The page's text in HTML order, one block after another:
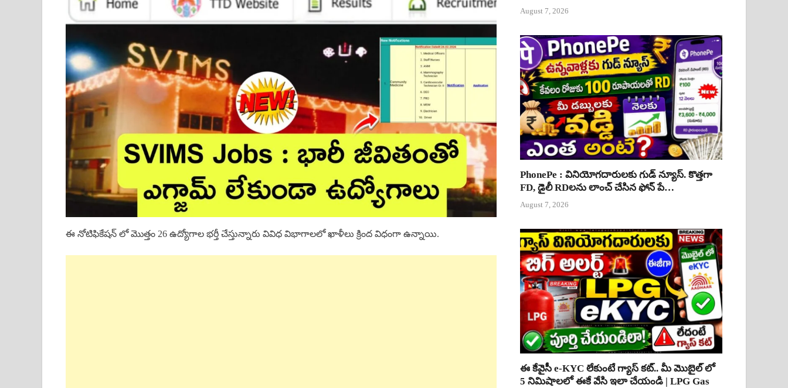
ఈ నోటిఫికేషన్ లో మొత్తం 26 ఉద్యోగాల భర్తీ చేస్తున్నారు వివిధ విభాగాలలో ఖాళీలు క్రింద విధంగా ఉన్నాయి.
August 7, 2026
PhonePe : వినియోగదారులకు గుడ్ న్యూస్. కొత్తగా
FD, డైలీ RDలను లాంచ్ చేసిన ఫోన్ పే…
August 7, 2026
ఈ కేవైసీ e-KYC లేకుంటే గ్యాస్ కట్.. మీ మొబైల్ లో
5 నిమిషాలలో ఈకే వేసి ఇలా చేయండి | LPG Gas